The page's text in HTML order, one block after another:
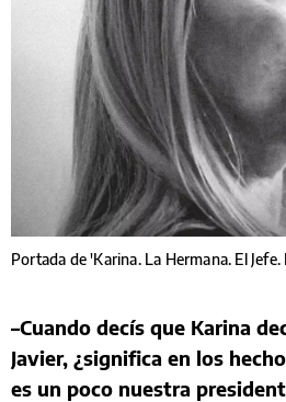
Portada de 'Karina. La Hermana. El Jefe.
–Cuando decís que Karina
Javier, ¿significa en los
es un poco nuestra